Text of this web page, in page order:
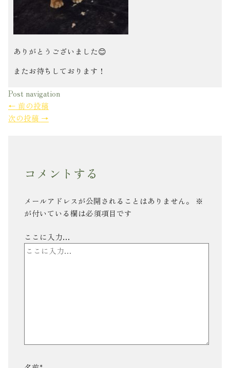
ありがとうございました😊
またお待ちしております！
Post navigation
← 前の投稿
次の投稿 →
コメントする
メールアドレスが公開されることはありません。
※
が付いている欄は必須項目です
ここに入力…